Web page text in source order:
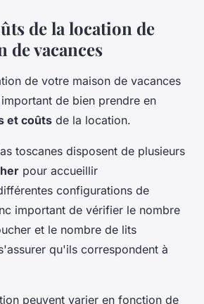
de la location de
de vacances
de votre maison de vacances
de bien prendre en
et coûts de la location.
toscanes disposent de plusieurs
pour accueillir
configurations de
important de vérifier le nombre
et le nombre de lits
qu'ils correspondent à
peuvent varier en fonction de